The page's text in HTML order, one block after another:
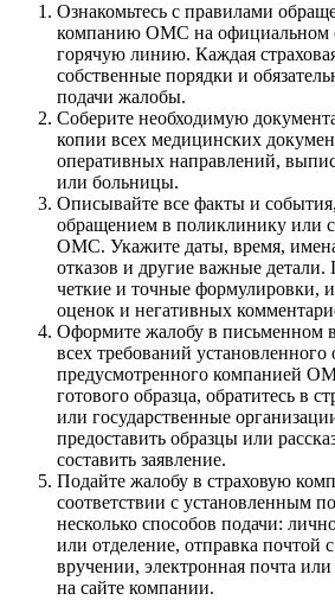
Ознакомьтесь с правилами
компанию ОМС на официальном
горячую линию. Каждая
собственные порядки и
подачи жалобы.
Соберите необходимую
копии всех медицинских
оперативных направлений,
или больницы.
Описывайте все факты и
обращением в поликлинику или
ОМС. Укажите даты, время,
отказов и другие важные детали.
четкие и точные формулировки,
оценок и негативных
Оформите жалобу в письменном
всех требований установленного
предусмотренного компанией
готового образца, обратитесь в
или государственные
предоставить образцы или
составить заявление.
Подайте жалобу в страховую
соответствии с установленным
несколько способов подачи:
или отделение, отправка почтой
вручении, электронная почта
на сайте компании.